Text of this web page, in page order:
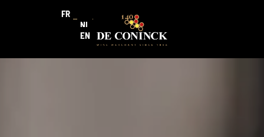
FR
NL
EN